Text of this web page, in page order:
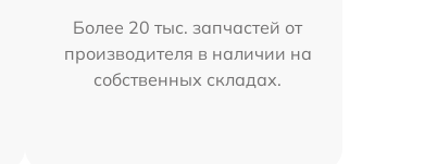
Более 20 тыс. запчастей от
производителя в наличии на
собственных складах.